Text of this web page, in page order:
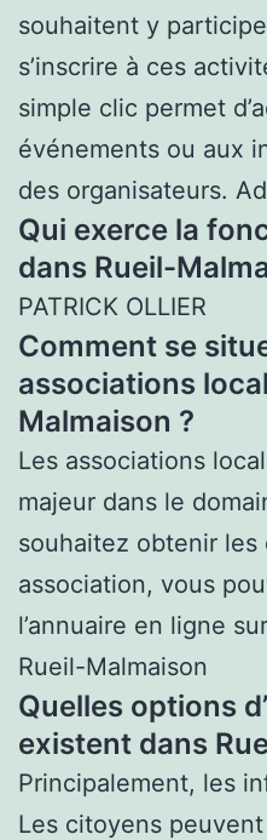
souhaitent y
s’inscrire à ces
simple clic permet
événements ou aux
des organisateurs.
Qui exerce la
dans Rueil-
PATRICK OLLIER
Comment se
associations
Malmaison ?
Les associations
majeur dans le
souhaitez obtenir les
association, vous
l’annuaire en ligne
Rueil-Malmaison
Quelles options
existent dans
Principalement, les
Les citoyens